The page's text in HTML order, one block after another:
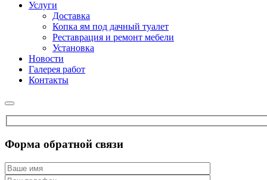
Услуги
Доставка
Копка ям под дачный туалет
Реставрация и ремонт мебели
Установка
Новости
Галерея работ
Контакты
Форма обратной связи